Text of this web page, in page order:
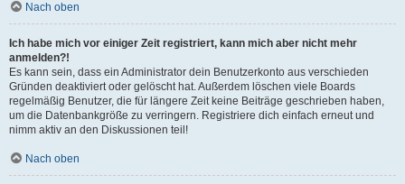
Nach oben
Ich habe mich vor einiger Zeit registriert, kann mich aber nicht mehr
anmelden?!
Es kann sein, dass ein Administrator dein Benutzerkonto aus verschieden
Gründen deaktiviert oder gelöscht hat. Außerdem löschen viele Boards
regelmäßig Benutzer, die für längere Zeit keine Beiträge geschrieben haben,
um die Datenbankgröße zu verringern. Registriere dich einfach erneut und
nimm aktiv an den Diskussionen teil!
Nach oben